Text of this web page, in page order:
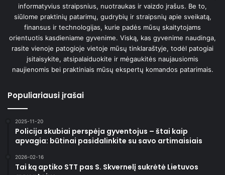
informatyvius straipsnius, nuotraukas ir vaizdo įrašus. Be to,
siūlome praktinių patarimų, gudrybių ir straipsnių apie sveikatą,
finansus ir technologijas, kurie padės mūsų skaitytojams
orientuotis kasdieniame gyvenime. Viską, kas gyvenime naudinga,
rasite vienoje patogioje vietoje mūsų tinklaraštyje, todėl patogiai
įsitaisykite, atsipalaiduokite ir mėgaukitės naujausiomis
naujienomis bei praktiniais mūsų ekspertų komandos patarimais.
Populiariausi įrašai
2025-11-20
Policija skubiai perspėja gyventojus – štai kaip
apvagia: būtinai pasidalinkite su savo artimaisiais
2026-02-16
Tai ką aptiko STT pas S. Skvernelį sukrėtė Lietuvos